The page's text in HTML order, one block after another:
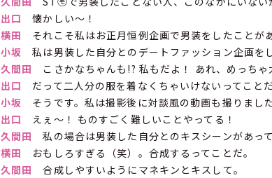
出口
懐かしい〜！
横田
それこそ私はお正月恒例企画で男装をしたことがあ
小坂 私は男装した自分とのデートファッション企画を
久間田
こさかなちゃんも!? 私もだよ！ あれ、めっちゃ
出口
だって二人分の服を着なくちゃいけないってことだ
小坂 そうです。私は撮影後に対談風の動画も撮りました
出口
えぇ〜！ ものすごく難しいことやってる！
久間田
私の場合は男装した自分とのキスシーンがあっ
横田
おもしろすぎる（笑）。合成するってことだ。
久間田
合成しやすいようにマネキンとキスして。